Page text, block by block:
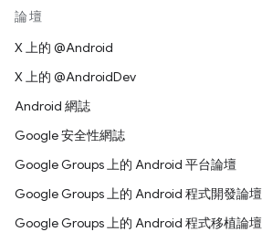
論壇
X 上的 @Android
X 上的 @AndroidDev
Android 網誌
Google 安全性網誌
Google Groups 上的 Android 平台論壇
Google Groups 上的 Android 程式開發論壇
Google Groups 上的 Android 程式移植論壇